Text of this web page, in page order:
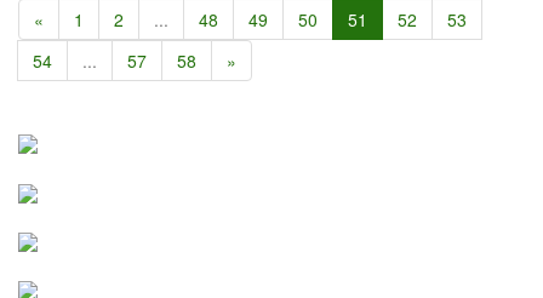
« 1 2 ... 48 49 50 51 52
53
54
... 57 58 »